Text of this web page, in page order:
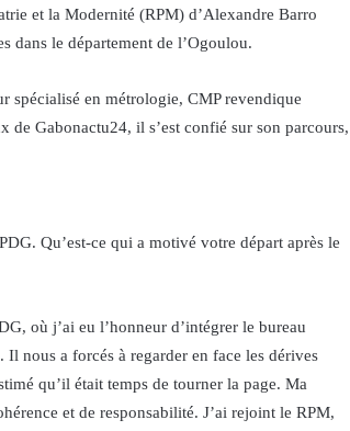
et la Modernité (RPM) d’Alexandre Barro
dans le département de l’Ogoulou.
spécialisé en métrologie, CMP revendique
Gabonactu24, il s’est confié sur son parcours,
Qu’est-ce qui a motivé votre départ après le
où j’ai eu l’honneur d’intégrer le bureau
nous a forcés à regarder en face les dérives
qu’il était temps de tourner la page. Ma
et de responsabilité. J’ai rejoint le RPM,